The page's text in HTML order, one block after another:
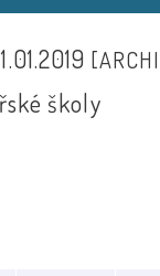
školy